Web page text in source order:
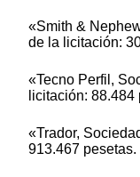
«Smith &
de la licitación:
«Tecno Perfil,
licitación: 88.484
«Trador,
913.467 pesetas.